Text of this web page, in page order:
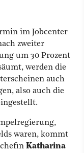
im Jobcenter
zweiter
um 30 Prozent
werden die
auch
also auch die
waren, kommt
Katharina